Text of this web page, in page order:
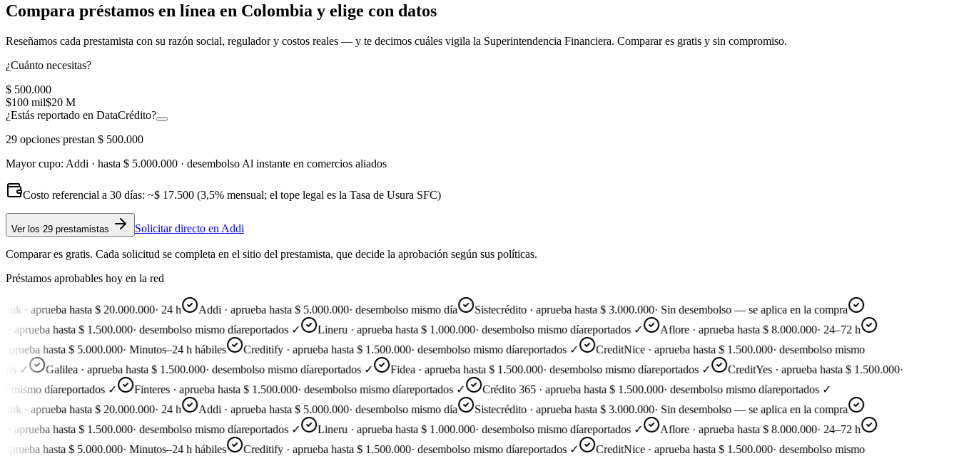
Compara préstamos en línea en Colombia y elige con datos
Reseñamos cada prestamista con su razón social, regulador y costos reales — y te decimos cuáles vigila la Superintendencia Financiera. Comparar es gratis y sin compromiso.
¿Cuánto necesitas?
$ 500.000
$100 mil$20 M
¿Estás reportado en DataCrédito?
29 opciones prestan $ 500.000
Mayor cupo: Addi · hasta $ 5.000.000 · desembolso Al instante en comercios aliados
Costo referencial a 30 días: ~$ 17.500 (3,5% mensual; el tope legal es la Tasa de Usura SFC)
Ver los 29 prestamistas Solicitar directo en Addi
Comparar es gratis. Cada solicitud se completa en el sitio del prestamista, que decide la aprobación según sus políticas.
Préstamos aprobables hoy en la red
· aprueba hasta $ 20.000.000·24 h Addi · aprueba hasta $ 5.000.000·desembolso mismo día Sistecrédito · aprueba hasta $ 3.000.000·Sin desembolso — se aplica en la compra
hasta $ 1.500.000·desembolso mismo díareportados ✓ Lineru · aprueba hasta $ 1.000.000·desembolso mismo díareportados ✓ Aflore · aprueba hasta $ 8.000.000·24–72 h
hasta $ 5.000.000·Minutos–24 h hábiles Creditify · aprueba hasta $ 1.500.000·desembolso mismo díareportados ✓ CreditNice · aprueba hasta $ 1.500.000·desembolso mismo
Galilea · aprueba hasta $ 1.500.000·desembolso mismo díareportados ✓ Fidea · aprueba hasta $ 1.500.000·desembolso mismo díareportados ✓ CreditYes · aprueba hasta $ 1.500.000·
díareportados ✓ Finteres · aprueba hasta $ 1.500.000·desembolso mismo díareportados ✓ Crédito 365 · aprueba hasta $ 1.500.000·desembolso mismo díareportados ✓
· aprueba hasta $ 20.000.000·24 h Addi · aprueba hasta $ 5.000.000·desembolso mismo día Sistecrédito · aprueba hasta $ 3.000.000·Sin desembolso — se aplica en la compra
hasta $ 1.500.000·desembolso mismo díareportados ✓ Lineru · aprueba hasta $ 1.000.000·desembolso mismo díareportados ✓ Aflore · aprueba hasta $ 8.000.000·24–72 h
hasta $ 5.000.000·Minutos–24 h hábiles Creditify · aprueba hasta $ 1.500.000·desembolso mismo díareportados ✓ CreditNice · aprueba hasta $ 1.500.000·desembolso mismo